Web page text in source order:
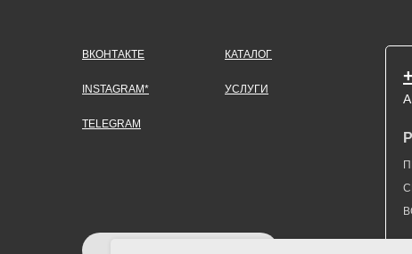
TELEGRAM
INSTAGRAM*
ВКОНТАКТЕ
УСЛУГИ
КАТАЛОГ